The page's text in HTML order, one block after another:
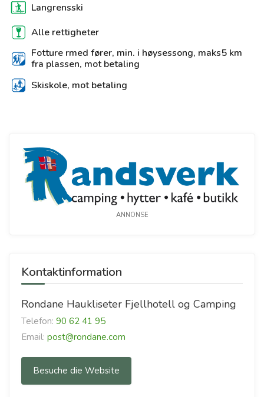
Langrensski
Alle rettigheter
Fotture rmed fører, min. i høysessong, maks5 km
fra plassen, mot betaling
Skiskole, mot betaling
ANNONSE
Kontaktinformation
Rondane Haukliseter Fjellhotell og Camping
Telefon: 90 62 41 95
Email: post@rondane.com
Besuche die Website